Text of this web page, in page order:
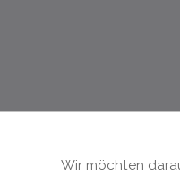
Wir möchten